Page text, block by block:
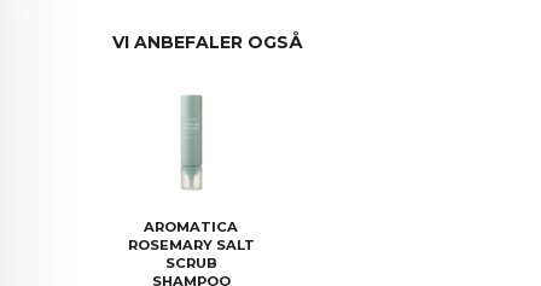
VI ANBEFALER OGSÅ
AROMATICA
ROSEMARY SALT
SCRUB
SHAMPOO